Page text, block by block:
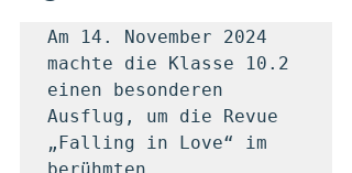
Am 14. November 2024
machte die Klasse 10.2
einen besonderen
Ausflug, um die Revue
„Falling in Love“ im